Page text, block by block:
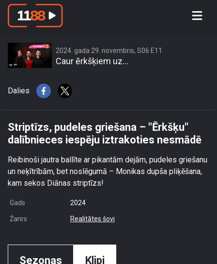
Striptīzs, pudeles griešana –
2024. gada 29. novembris, S06 E11
Caur ērkšķiem uz...
Dalies
Striptīzs, pudeles griešana – "Ērkšķu"
dalībnieces iespēju iztrakoties nesmādē
Reibinoši jautra ballīte ar pikantām dejām, pudeles griešanu
un neķītrībām, bet noslēgumā – Monikas dupša pliķēšana,
kam sekos Diānas striptīzs!
Gads 2024
Žanrs Realitātes šovi
Sezonas Klipi